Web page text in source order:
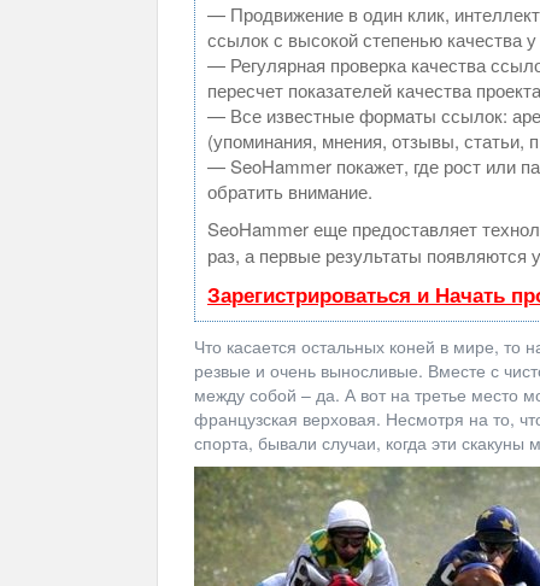
— Продвижение в один клик,
ссылок с высокой степенью качества
— Регулярная проверка качества
пересчет показателей качества
— Все известные форматы ссылок:
(упоминания, мнения, отзывы, статьи,
— SeoHammer покажет, где рост или
обратить внимание.
SeoHammer еще предоставляет
раз, а первые результаты появляются
Зарегистрироваться и Начать
Что касается остальных коней в мире, то
резвые и очень выносливые. Вместе с
между собой – да. А вот на третье место
французская верховая. Несмотря на то,
спорта, бывали случаи, когда эти скакуны